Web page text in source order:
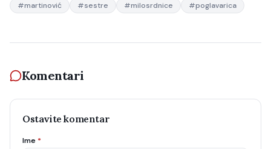
#martinović #sestre #milosrdnice #poglavarica
Komentari
Ostavite komentar
Ime *